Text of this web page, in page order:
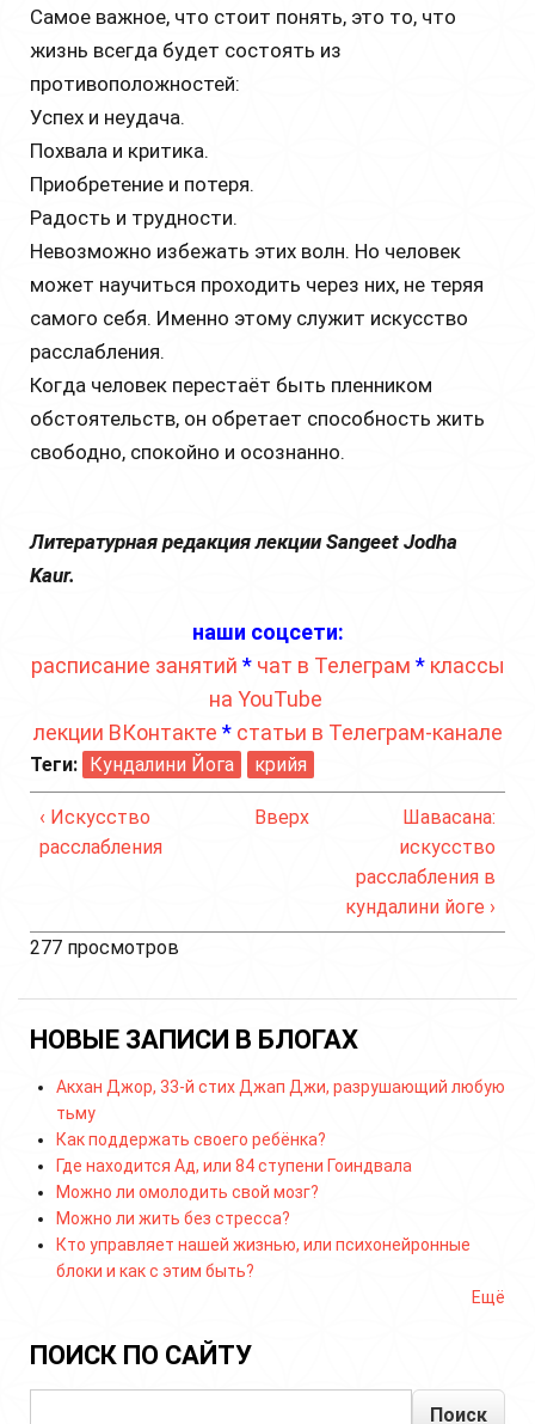
Самое важное, что стоит понять, это то, что
жизнь всегда будет состоять из
противоположностей:
Успех и неудача.
Похвала и критика.
Приобретение и потеря.
Радость и трудности.
Невозможно избежать этих волн. Но человек
может научиться проходить через них, не теряя
самого себя. Именно этому служит искусство
расслабления.
Когда человек перестаёт быть пленником
обстоятельств, он обретает способность жить
свободно, спокойно и осознанно.
Литературная редакция лекции Sangeet Jodha
Kaur.
наши соцсети:
расписание занятий * чат в Телеграм * классы
на YouTube
лекции ВКонтакте * статьи в Телеграм-канале
Теги: Кундалини Йога крийя
‹ Искусство
расслабления
Вверх
Шавасана:
искусство
расслабления в
кундалини йоге ›
277 просмотров
НОВЫЕ ЗАПИСИ В БЛОГАХ
Акхан Джор, 33-й стих Джап Джи, разрушающий любую
тьму
Как поддержать своего ребёнка?
Где находится Ад, или 84 ступени Гоиндвала
Можно ли омолодить свой мозг?
Можно ли жить без стресса?
Кто управляет нашей жизнью, или психонейронные
блоки и как с этим быть?
Ещё
ПОИСК ПО САЙТУ